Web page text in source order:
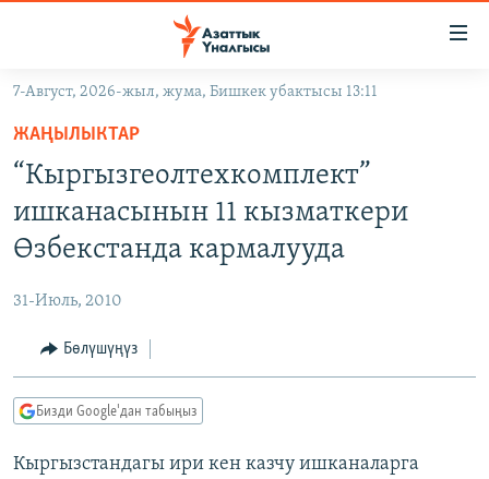
Навигацияга
өтүңүз
Издөөгө
салыңыз
КЫРГЫЗСТАН
КЫРГЫЗСТАН
САЯСАТ
МАДАНИЯТ
ДҮЙНӨ
ДҮЙНӨ
УКРАИНА
ТВ ПРОГРАММАЛАР
БҮГҮН АЗАТТЫКТА
ДАНИСТЕ
ПОДКАСТ
7-Август, 2026-жыл, жума, Бишкек убактысы 13:11
ЖАҢЫЛЫКТАР
“Кыргызгеолтехкомплект”
ишканасынын 11 кызматкери
Өзбекстанда кармалууда
31-Июль, 2010
Бөлүшүңүз
Бизди Google'дан табыңыз
Кыргызстандагы ири кен казчу ишканаларга